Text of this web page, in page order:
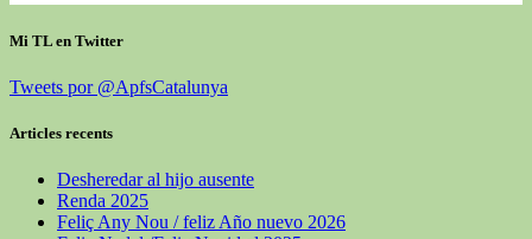
Mi TL en Twitter
Tweets por @ApfsCatalunya
Articles recents
Desheredar al hijo ausente
Renda 2025
Feliç Any Nou / feliz Año nuevo 2026